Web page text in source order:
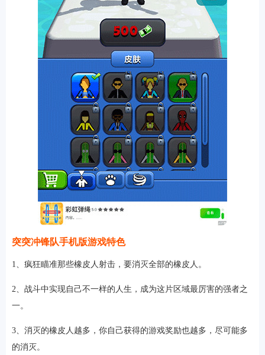
突突冲锋队手机版游戏特色
1、疯狂瞄准那些橡皮人射击，要消灭全部的橡皮人。
2、战斗中实现自己不一样的人生，成为这片区域最厉害的强者之
一。
3、消灭的橡皮人越多，你自己获得的游戏奖励也越多，尽可能多
的消灭。